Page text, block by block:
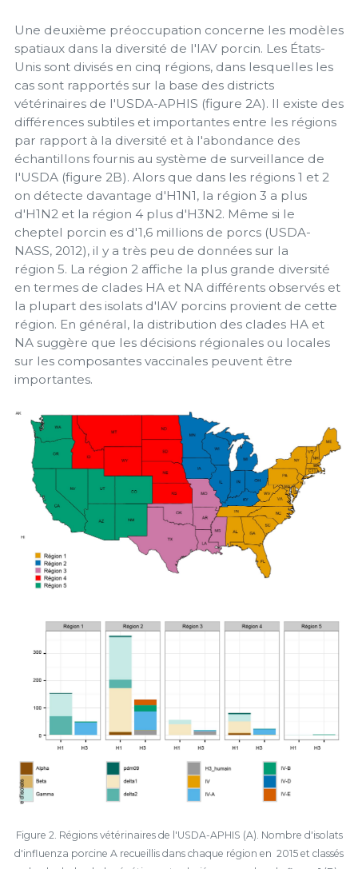
Une deuxième préoccupation concerne les modèles
spatiaux dans la diversité de l'IAV porcin. Les États-
Unis sont divisés en cinq régions, dans lesquelles les
cas sont rapportés sur la base des districts
vétérinaires de l'USDA-APHIS (figure 2A). Il existe des
différences subtiles et importantes entre les régions
par rapport à la diversité et à l'abondance des
échantillons fournis au système de surveillance de
l'USDA (figure 2B). Alors que dans les régions 1 et 2
on détecte davantage d'H1N1, la région 3 a plus
d'H1N2 et la région 4 plus d'H3N2. Même si le
cheptel porcin es d'1,6 millions de porcs (USDA-
NASS, 2012), il y a très peu de données sur la
région 5. La région 2 affiche la plus grande diversité
en termes de clades HA et NA différents observés et
la plupart des isolats d'IAV porcins provient de cette
région. En général, la distribution des clades HA et
NA suggère que les décisions régionales ou locales
sur les composantes vaccinales peuvent être
importantes.
Figure 2. Régions vétérinaires de l'USDA-APHIS (A). Nombre d'isolats
d'influenza porcine A recueillis dans chaque région en 2015 et classés